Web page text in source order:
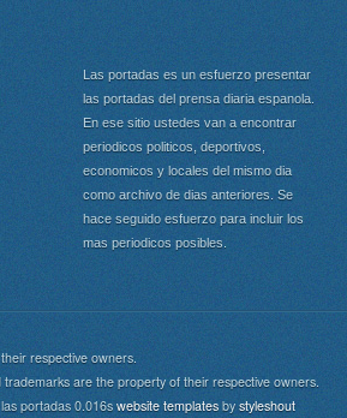
Las portadas es un esfuerzo presentar
las portadas del prensa diaria espanola.
En ese sitio ustedes van a encontrar
periodicos politicos, deportivos,
economicos y locales del mismo dia
como archivo de dias anteriores. Se
hace seguido esfuerzo para incluir los
mas periodicos posibles.
respective owners.
are the property of their respective owners.
portadas 0.016s website templates by styleshout